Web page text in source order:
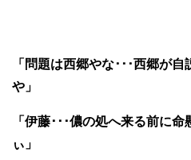
「問題は西郷やな･･･西郷が
や」
「伊藤･･･儂の処へ来る前に
ぃ」